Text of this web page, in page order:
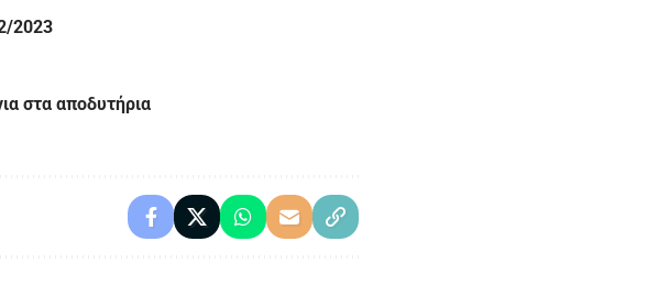
2023
στα αποδυτήρια